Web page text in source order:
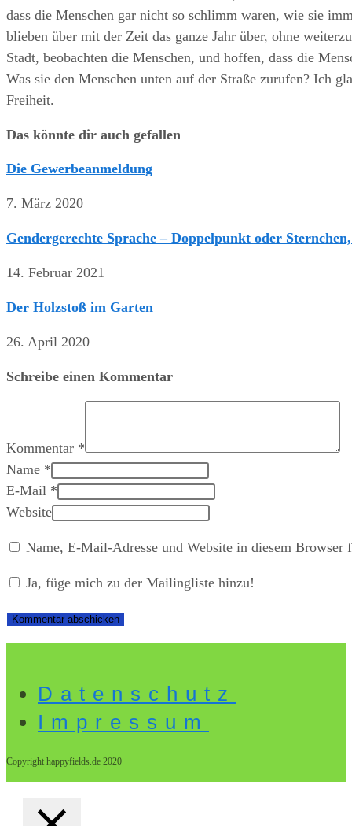
dass die Menschen gar nicht so schlimm waren, wie sie
blieben über mit der Zeit das ganze Jahr über, ohne
Stadt, beobachten die Menschen, und hoffen, dass die
Was sie den Menschen unten auf der Straße zurufen? Ich
Freiheit.
Das könnte dir auch gefallen
Die Gewerbeanmeldung
7. März 2020
Gendergerechte Sprache – Doppelpunkt oder
14. Februar 2021
Der Holzstoß im Garten
26. April 2020
Schreibe einen Kommentar
Kommentar *
Name *
E-Mail *
Website
Name, E-Mail-Adresse und Website in diesem Browser
Ja, füge mich zu der Mailingliste hinzu!
Datenschutz
Impressum
Copyright happyfields.de 2020